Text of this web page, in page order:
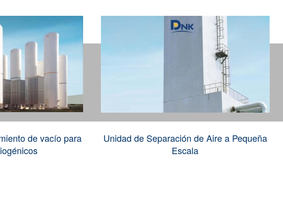
de vacío para
Unidad de Separación de Aire a Pequeña
Escala